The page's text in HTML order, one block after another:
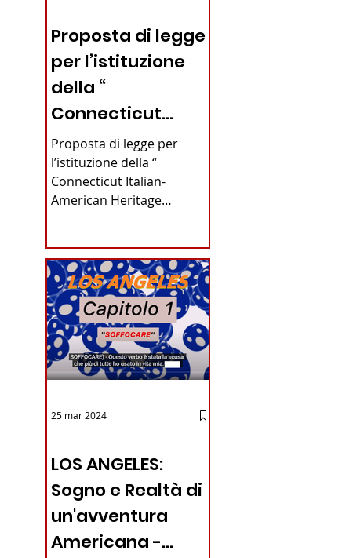
Proposta di legge
per l’istituzione
della “
Connecticut
Italian-American
Heritage
Commission”
Connecticut
Proposta di legge per
l’istituzione della “
Connecticut Italian-
American Heritage
Alfonso...
LOS ANGELES:
Sogno e Realtà di
un'avventura
Americana -
25 mar 2024